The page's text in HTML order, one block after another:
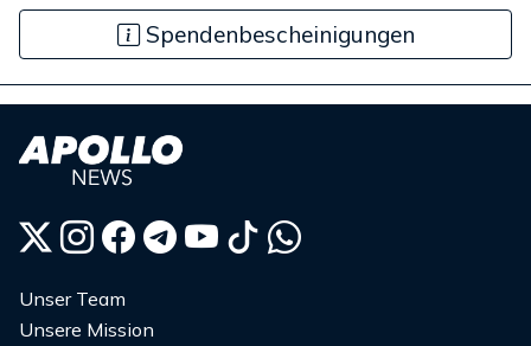
Spendenbescheinigungen
Unser Team
Unsere Mission